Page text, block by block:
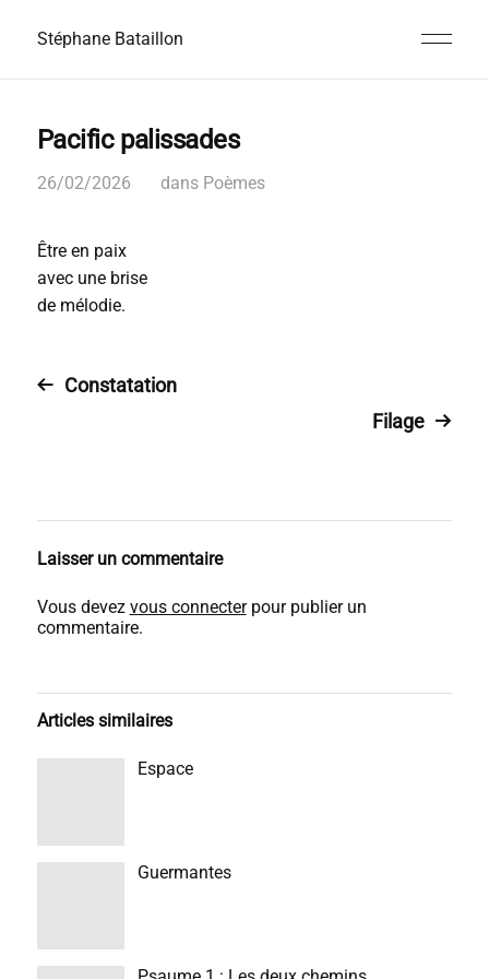
Stéphane Bataillon
Pacific palissades
26/02/2026 dans Poèmes
Être en paix
avec une brise
de mélodie.
Constatation
Filage
Laisser un commentaire
Vous devez vous connecterpour publier un
commentaire.
Articles similaires
Espace
Guermantes